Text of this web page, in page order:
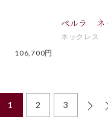
106,700円
ぺルラ ネ
ネックレス
1 2 3